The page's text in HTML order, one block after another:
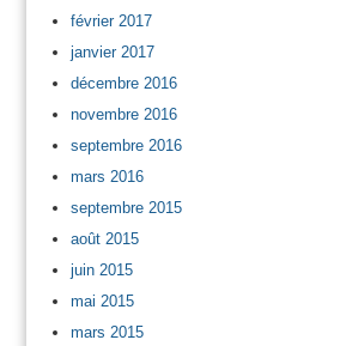
février 2017
janvier 2017
décembre 2016
novembre 2016
septembre 2016
mars 2016
septembre 2015
août 2015
juin 2015
mai 2015
mars 2015